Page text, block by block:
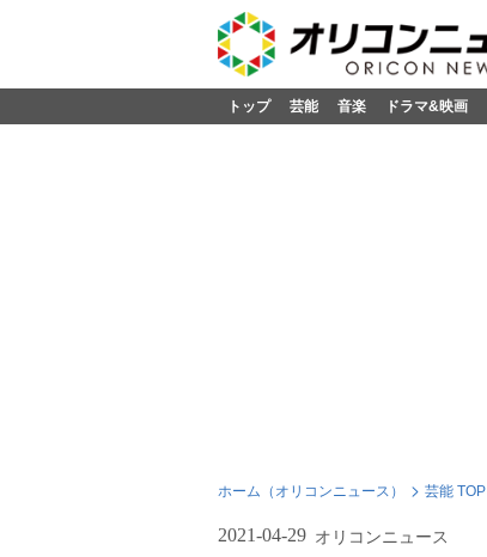
トップ 芸能 音楽 ドラマ&映画
ホーム（オリコンニュース） 芸能 TOP
2021-04-29 オリコンニュース